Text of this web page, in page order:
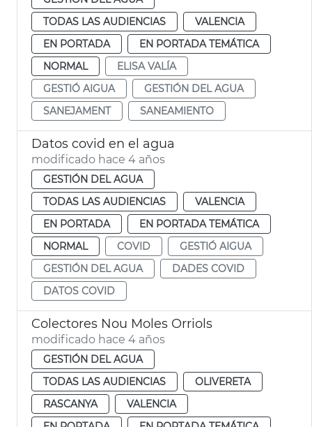
TODAS LAS AUDIENCIAS
VALENCIA
EN PORTADA
EN PORTADA TEMÁTICA
NORMAL
ELISA VALÍA
GESTIÓ AIGUA
GESTIÓN DEL AGUA
SANEJAMENT
SANEAMIENTO
Datos covid en el agua
modificado hace 4 años
GESTIÓN DEL AGUA
TODAS LAS AUDIENCIAS
VALENCIA
EN PORTADA
EN PORTADA TEMÁTICA
NORMAL
COVID
GESTIÓ AIGUA
GESTIÓN DEL AGUA
DADES COVID
DATOS COVID
Colectores Nou Moles Orriols
modificado hace 4 años
GESTIÓN DEL AGUA
TODAS LAS AUDIENCIAS
OLIVERETA
RASCANYA
VALENCIA